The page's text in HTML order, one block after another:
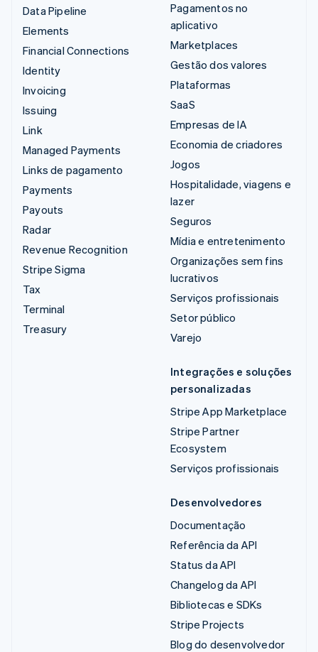
Data Pipeline
Elements
Financial Connections
Identity
Invoicing
Issuing
Link
Managed Payments
Links de pagamento
Payments
Payouts
Radar
Revenue Recognition
Stripe Sigma
Tax
Terminal
Treasury
Pagamentos no
aplicativo
Marketplaces
Gestão dos valores
Plataformas
SaaS
Empresas de IA
Economia de criadores
Jogos
Hospitalidade, viagens e
lazer
Seguros
Mídia e entretenimento
Organizações sem fins
lucrativos
Serviços profissionais
Setor público
Varejo
Integrações e soluções
personalizadas
Stripe App Marketplace
Stripe Partner
Ecosystem
Serviços profissionais
Desenvolvedores
Documentação
Referência da API
Status da API
Changelog da API
Bibliotecas e SDKs
Stripe Projects
Blog do desenvolvedor